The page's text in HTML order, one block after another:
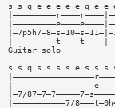
s s q e e e e e q e e
Guitar solo
s s q s s s s e s s s s
|—7/
|———————————7/